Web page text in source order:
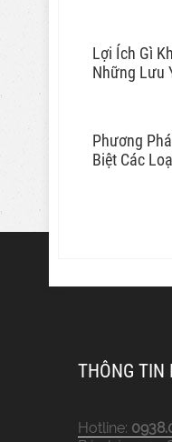
Lợi Ích Gì
Những Lưu
Phương
Biệt Các
THÔNG TIN
Hotline: